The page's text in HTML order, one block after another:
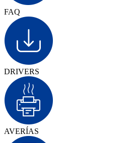
FAQ
DRIVERS
AVERÍAS